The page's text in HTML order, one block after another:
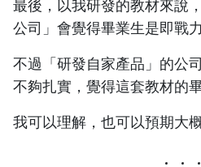
最後，以我研發的教材來說
公司」會覺得畢業生是即戰
不過「研發自家產品」的公
不夠扎實，覺得這套教材的
我可以理解，也可以預期大